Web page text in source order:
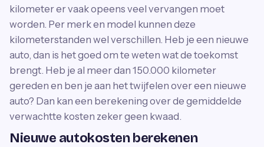
kilometer er vaak opeens veel vervangen moet
worden. Per merk en model kunnen deze
kilometerstanden wel verschillen. Heb je een nieuwe
auto, dan is het goed om te weten wat de toekomst
brengt. Heb je al meer dan 150.000 kilometer
gereden en ben je aan het twijfelen over een nieuwe
auto? Dan kan een berekening over de gemiddelde
verwachtte kosten zeker geen kwaad.
Nieuwe autokosten berekenen